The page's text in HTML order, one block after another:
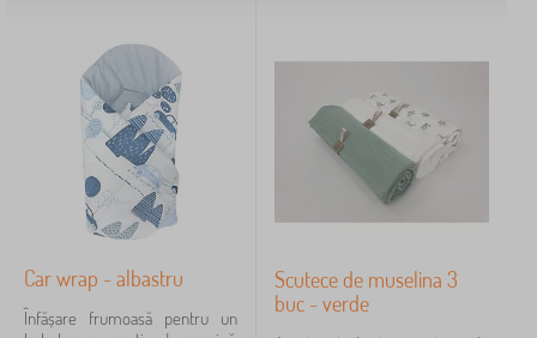
Car wrap - albastru
Înfășare frumoasă pentru un
Scutece de muselina 3
buc - verde